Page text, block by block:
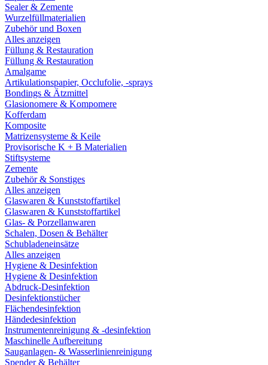
Sealer & Zemente
Wurzelfüllmaterialien
Zubehör und Boxen
Alles anzeigen
Füllung & Restauration
Füllung & Restauration
Amalgame
Artikulationspapier, Occlufolie, -sprays
Bondings & Ätzmittel
Glasionomere & Kompomere
Kofferdam
Komposite
Matrizensysteme & Keile
Provisorische K + B Materialien
Stiftsysteme
Zemente
Zubehör & Sonstiges
Alles anzeigen
Glaswaren & Kunststoffartikel
Glaswaren & Kunststoffartikel
Glas- & Porzellanwaren
Schalen, Dosen & Behälter
Schubladeneinsätze
Alles anzeigen
Hygiene & Desinfektion
Hygiene & Desinfektion
Abdruck-Desinfektion
Desinfektionstücher
Flächendesinfektion
Händedesinfektion
Instrumentenreinigung & -desinfektion
Maschinelle Aufbereitung
Sauganlagen- & Wasserlinienreinigung
Spender & Behälter